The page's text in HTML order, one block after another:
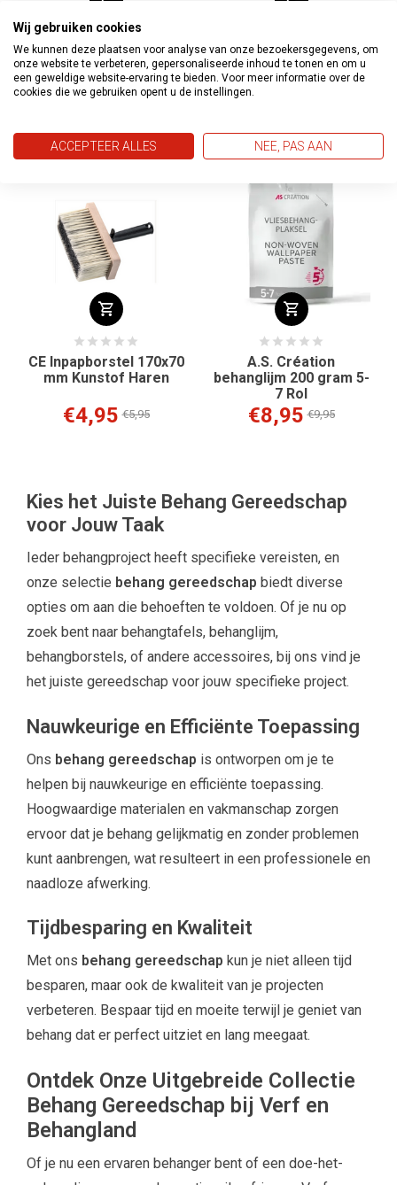
Scandia
Glasweefsellijm
€15,00
CE Snijliniaal +
Aandrukprofiel Set 58,5
cm
CE Inpapborstel 170x70
mm Kunstof Haren
€4,95 €5,95
A.S. Création
behanglijm 200 gram 5-
7 Rol
€8,95 €9,95
Kies het Juiste Behang Gereedschap
voor Jouw Taak
Ieder behangproject heeft specifieke vereisten, en
onze selectie behang gereedschap biedt diverse
opties om aan die behoeften te voldoen. Of je nu op
zoek bent naar behangtafels, behanglijm,
behangborstels, of andere accessoires, bij ons vind je
het juiste gereedschap voor jouw specifieke project.
Nauwkeurige en Efficiënte Toepassing
Ons behang gereedschap is ontworpen om je te
helpen bij nauwkeurige en efficiënte toepassing.
Hoogwaardige materialen en vakmanschap zorgen
ervoor dat je behang gelijkmatig en zonder problemen
kunt aanbrengen, wat resulteert in een professionele en
naadloze afwerking.
Tijdbesparing en Kwaliteit
Met ons behang gereedschap kun je niet alleen tijd
besparen, maar ook de kwaliteit van je projecten
verbeteren. Bespaar tijd en moeite terwijl je geniet van
behang dat er perfect uitziet en lang meegaat.
Ontdek Onze Uitgebreide Collectie
Behang Gereedschap bij Verf en
Behangland
Of je nu een ervaren behanger bent of een doe-het-
Wij gebruiken cookies
We kunnen deze plaatsen voor analyse van onze bezoekersgegevens, om
onze website te verbeteren, gepersonaliseerde inhoud te tonen en om u
een geweldige website-ervaring te bieden. Voor meer informatie over de
cookies die we gebruiken opent u de instellingen.
ACCEPTEER ALLES NEE, PAS AAN